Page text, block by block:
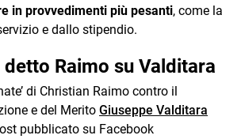
in provvedimenti più pesanti, come la
e dallo stipendio.
detto Raimo su Valditara
di Christian Raimo contro il
e del Merito Giuseppe Valditara
pubblicato su Facebook